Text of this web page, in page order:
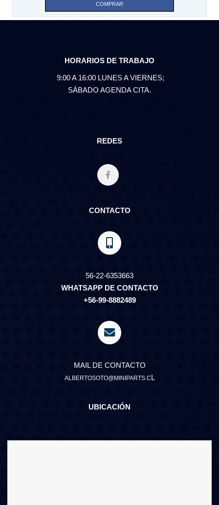
COMPRAR
HORARIOS DE TRABAJO
9:00 A 16:00 LUNES A VIERNES;
SÁBADO AGENDA CITA.
REDES
CONTACTO
56-22-6353663
WHATSAPP DE CONTACTO
+56-99-8882489
MAIL DE CONTACTO
ALBERTOSOTO@MINIPARTS.CL
UBICACIÓN